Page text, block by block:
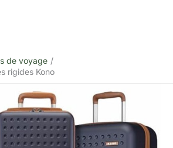
de voyage
rigides Kono